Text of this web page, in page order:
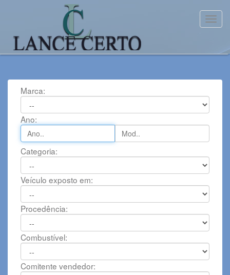
Marca:
Ano:
Categoria:
Veículo exposto em:
Procedência:
Combustível:
Comitente vendedor: